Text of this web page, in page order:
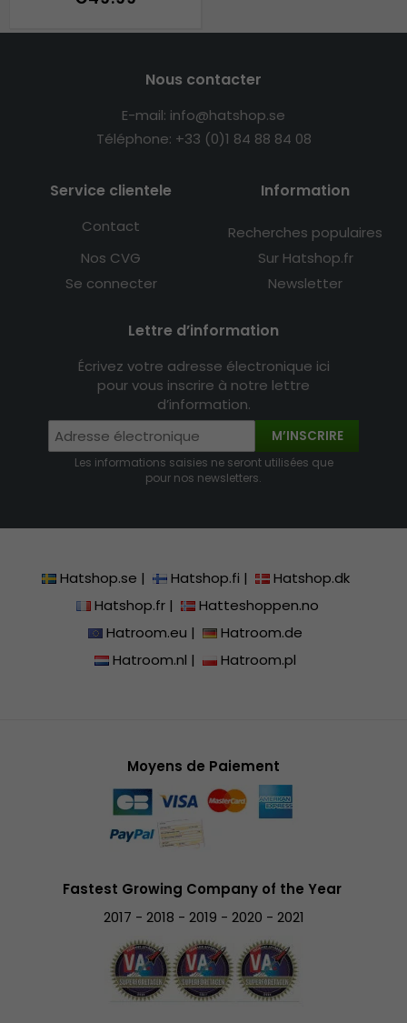
Nous contacter
E-mail: info@hatshop.se
Téléphone: +33 (0)1 84 88 84 08
Service clientele
Contact
Nos CVG
Se connecter
Information
Recherches populaires
Sur Hatshop.fr
Newsletter
Lettre d’information
Écrivez votre adresse électronique ici
pour vous inscrire à notre lettre
d’information.
M’INSCRIRE
Les informations saisies ne seront utilisées que
pour nos newsletters.
Hatshop.se | Hatshop.fi |
Hatshop.dk
Hatshop.fr|
Hatteshoppen.no
Hatroom.eu |
Hatroom.de
Hatroom.nl | Hatroom.pl
Moyens de Paiement
Fastest Growing Company of the Year
2017 - 2018 - 2019 - 2020 - 2021